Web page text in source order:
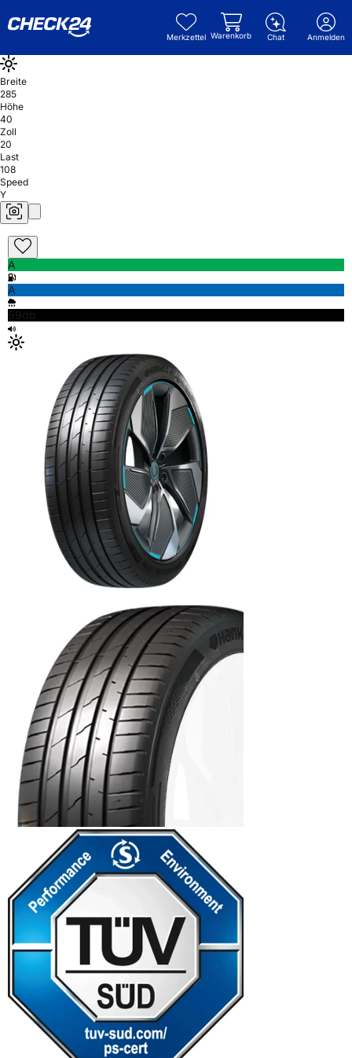
Merkzettel Warenkorb Chat Anmelden
Breite
285
Höhe
40
Zoll
20
Last
108
Speed
Y
A
A
69db